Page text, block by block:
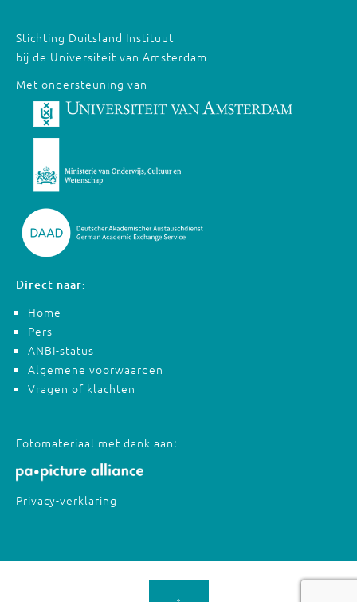
Stichting Duitsland Instituut
bij de Universiteit van Amsterdam
Met ondersteuning van
Direct naar:
Home
Pers
ANBI-status
Algemene voorwaarden
Vragen of klachten
Fotomateriaal met dank aan:
Privacy-verklaring